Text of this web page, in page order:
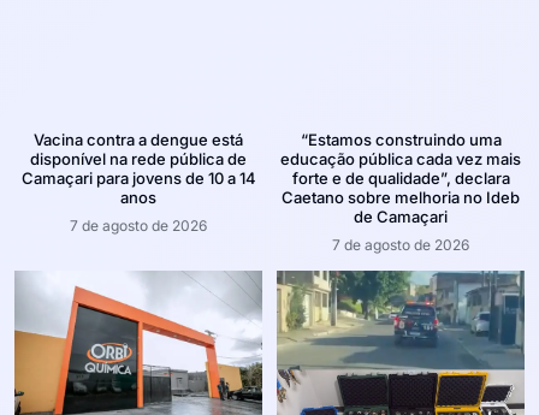
Vacina contra a dengue está
disponível na rede pública de
Camaçari para jovens de 10 a 14
anos
7 de agosto de 2026
“Estamos construindo uma
educação pública cada vez mais
forte e de qualidade”, declara
Caetano sobre melhoria no Ideb
de Camaçari
7 de agosto de 2026